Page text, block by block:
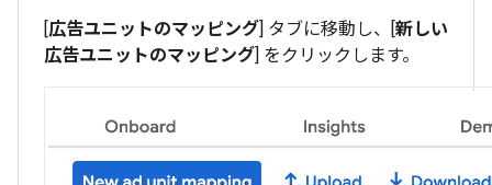
[広告ユニットのマッピング] タブに移動し、[新しい
広告ユニットのマッピング] をクリックします。